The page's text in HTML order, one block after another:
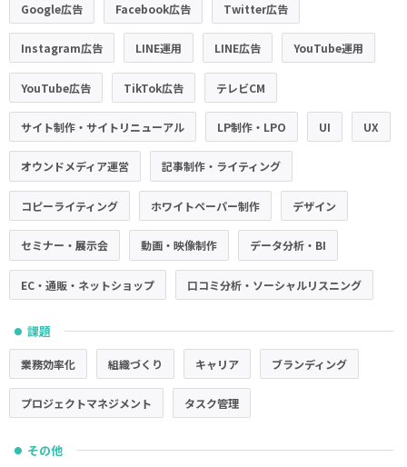
Google広告 Facebook広告 Twitter広告
Instagram広告 LINE運用 LINE広告 YouTube運用
YouTube広告 TikTok広告 テレビCM
サイト制作・サイトリニューアル LP制作・LPO UI UX
オウンドメディア運営 記事制作・ライティング
コピーライティング ホワイトペーパー制作 デザイン
セミナー・展示会 動画・映像制作 データ分析・BI
EC・通販・ネットショップ 口コミ分析・ソーシャルリスニング
● 課題
業務効率化 組織づくり キャリア ブランディング
プロジェクトマネジメント タスク管理
● その他